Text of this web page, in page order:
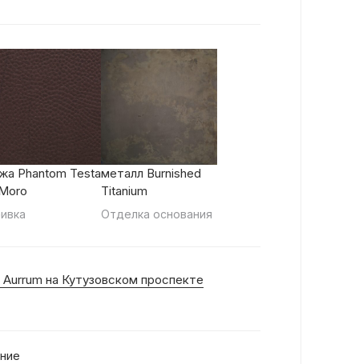
Phantom Testaметалл Burnished
Titanium
Отделка основания
на Кутузовском проспекте